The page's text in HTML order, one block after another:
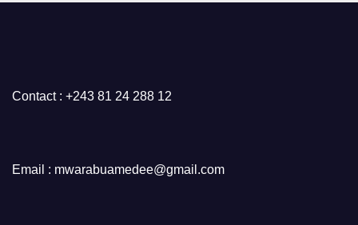
Contact : +243 81 24 288 12
Email : mwarabuamedee@gmail.com